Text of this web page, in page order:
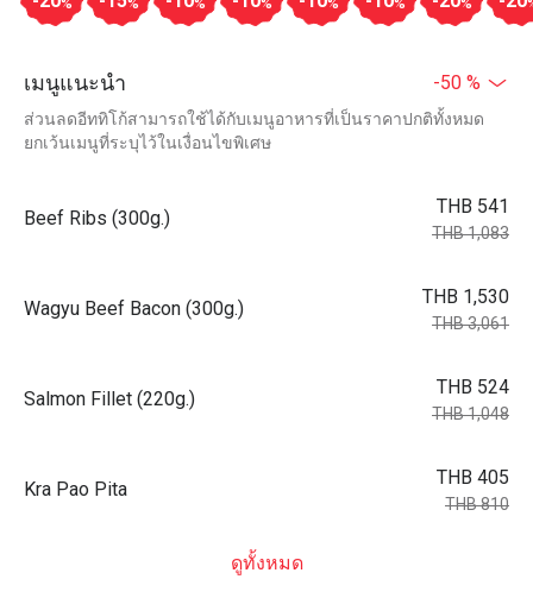
% % % % % % %
เมนูแนะนำ -50 %
ส่วนลดอีททิโก้สามารถใช้ได้กับเมนูอาหารที่เป็นราคาปกติทั้งหมด
ยกเว้นเมนูที่ระบุไว้ในเงื่อนไขพิเศษ
Beef Ribs (300g.)
THB 541
THB 1,083
Wagyu Beef Bacon (300g.)
THB 1,530
THB 3,061
Salmon Fillet (220g.)
THB 524
THB 1,048
Kra Pao Pita
THB 405
THB 810
ดูทั้งหมด